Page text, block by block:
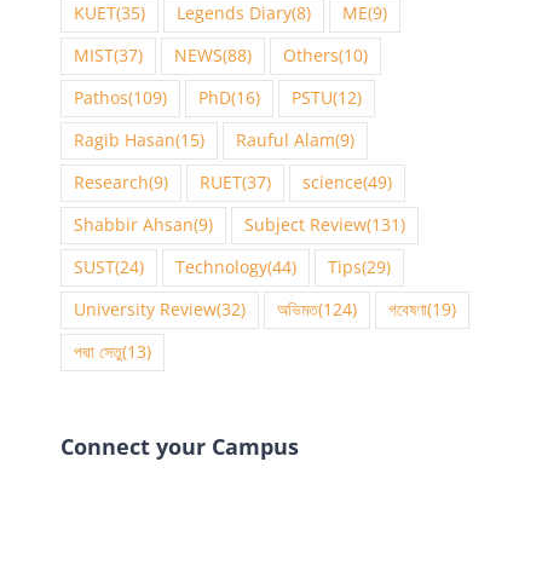
KUET(35) Legends Diary(8) ME(9)
MIST(37) NEWS(88) Others(10)
Pathos(109) PhD(16) PSTU(12)
Ragib Hasan(15) Rauful Alam(9)
Research(9) RUET(37) science(49)
Shabbir Ahsan(9) Subject Review(131)
SUST(24) Technology(44) Tips(29)
University Review(32) অভিমত(124) গবেষণা(19)
পদ্মা সেতু(13)
Connect your Campus